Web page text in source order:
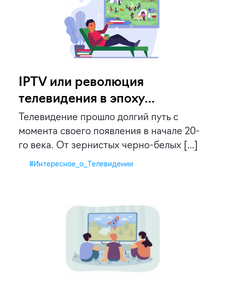
IPTV или революция
телевидения в эпоху
цифровых технологий
Телевидение прошло долгий путь с
момента своего появления в начале 20-
го века. От зернистых черно-белых […]
#Интересное_о_Телевидении